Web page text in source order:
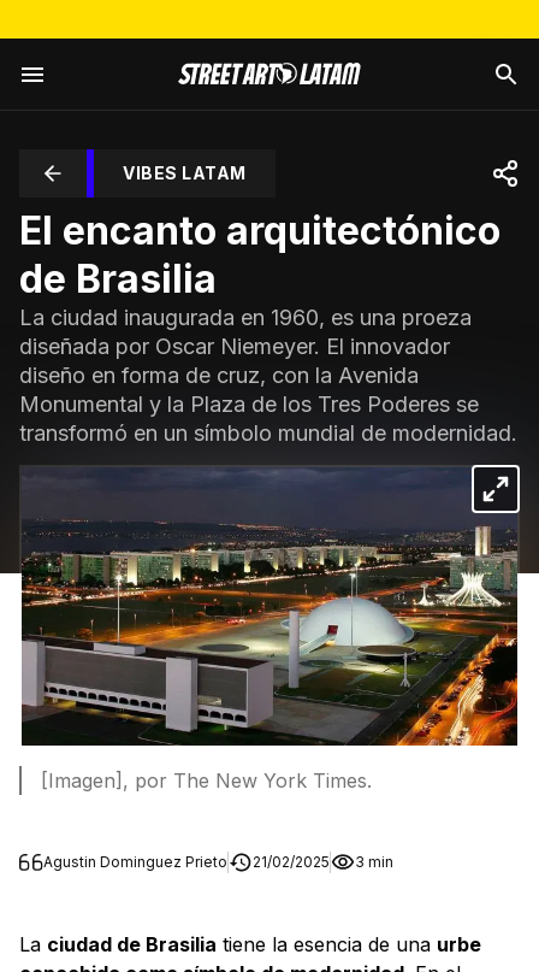
VIBES LATAM
El encanto arquitectónico
de Brasilia
La ciudad inaugurada en 1960, es una proeza
diseñada por Oscar Niemeyer. El innovador
diseño en forma de cruz, con la Avenida
Monumental y la Plaza de los Tres Poderes se
transformó en un símbolo mundial de modernidad.
[Imagen], por The New York Times.
Agustin Dominguez Prieto 21/02/2025 3 min
La ciudad de Brasilia tiene la esencia de una urbe